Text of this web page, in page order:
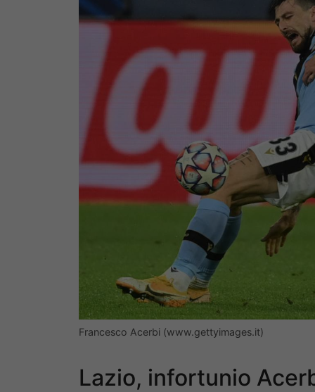
Francesco Acerbi (www.gettyimages.it)
Lazio, infortunio